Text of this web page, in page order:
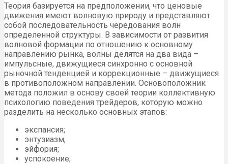
Теория базируется на предположении, что ценовые
движения имеют волновую природу и представляют
собой последовательность чередования волн
определенной структуры. В зависимости от развития
волновой формации по отношению к основному
направлению рынка, волны делятся на два вида –
импульсные, движущиеся синхронно с основной
рыночной тенденцией и коррекционные – движущиеся
в противоположном направлении. Основоположник
метода положил в основу своей теории коллективную
психологию поведения трейдеров, которую можно
разделить на несколько основных этапов:
экспансия;
энтузиазм;
эйфория;
успокоение;